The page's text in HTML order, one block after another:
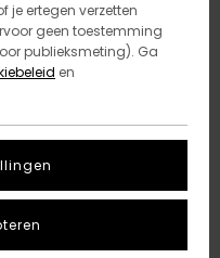
je ertegen verzetten
geen toestemming
publieksmeting). Ga
en